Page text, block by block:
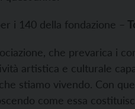
i 140 della fondazione –
che prevarica i
artistica e culturale
stiamo vivendo. Con
come essa